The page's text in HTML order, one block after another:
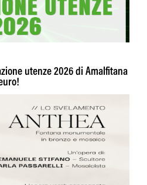
utenze 2026 di Amalfitana